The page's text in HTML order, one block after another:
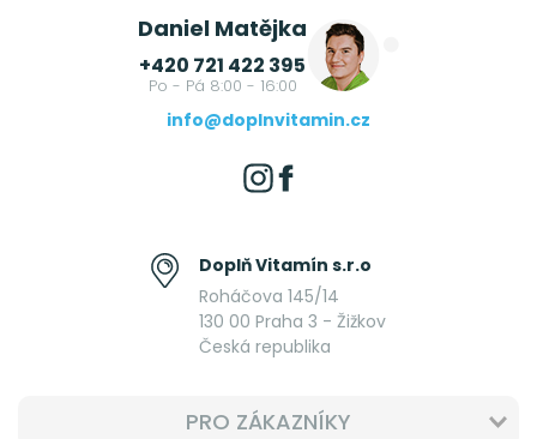
Daniel Matějka
+420 721 422 395
Po - Pá 8:00 - 16:00
info@doplnvitamin.cz
Doplň Vitamín s.r.o
Roháčova 145/14
130 00 Praha 3 - Žižkov
Česká republika
PRO ZÁKAZNÍKY